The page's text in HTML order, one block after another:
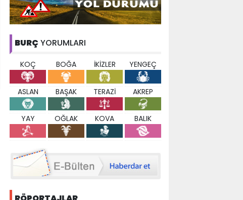
BURÇ YORUMLARI
KOÇ BOĞA İKİZLER YENGEÇ
ASLAN BAŞAK TERAZİ AKREP
YAY OĞLAK KOVA BALIK